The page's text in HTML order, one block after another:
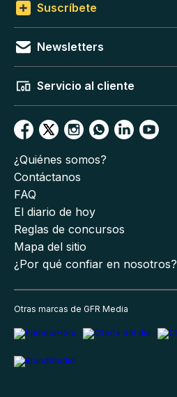
Suscríbete
Newsletters
Servicio al cliente
¿Quiénes somos?
Contáctanos
FAQ
El diario de hoy
Reglas de concursos
Mapa del sitio
¿Por qué confiar en nosotros?
Otras marcas de GFR Media